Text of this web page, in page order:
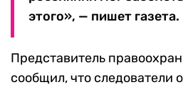
этого», — пишет газета.
Представитель
сообщил, что следователи